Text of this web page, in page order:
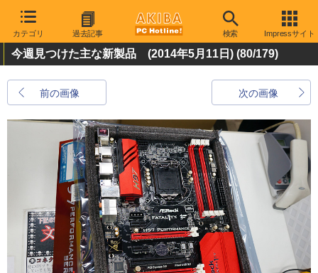
カテゴリ 過去記事 検索 Impressサイト
今週見つけた主な新製品 (2014年5月11日) (80/179)
前の画像 次の画像